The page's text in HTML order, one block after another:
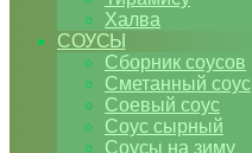
Халва
СОУСЫ
Сборник соусов
Сметанный соус
Соевый соус
Соус сырный
Соусы на зиму